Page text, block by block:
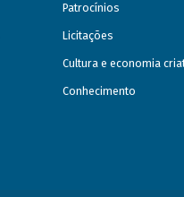
Patrocínios
Licitações
Cultura e economia
Conhecimento